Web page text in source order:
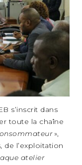
s’inscrit dans
toute la chaîne
»,
de l’exploitation
atelier